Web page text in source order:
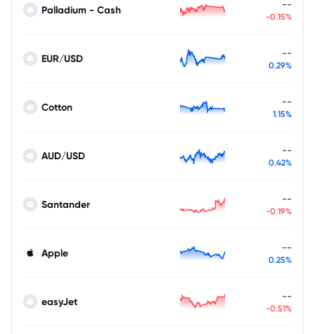
Palladium - Cash --
-0.15%
EUR/USD --
0.29%
Cotton --
1.15%
AUD/USD --
0.42%
Santander --
-0.19%
Apple --
0.25%
easyJet --
-0.51%